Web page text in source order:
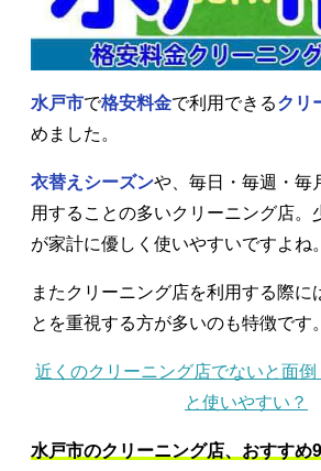
水戸市で格安料金で利用できるクリ
めました。
衣替えシーズンや、毎日・毎週・毎
用することの多いクリーニング店。
が家計に優しく使いやすいですよね。
またクリーニング店を利用する際に
とを重視する方が多いのも特徴です。
近くのクリーニング店でないと面
と使いやすい？
水戸市のクリーニング店、おすすめ